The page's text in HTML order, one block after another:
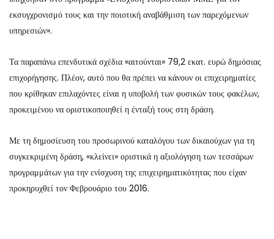
εκσυγχρονισμό τους και την ποιοτική αναβάθμιση των παρεχόμενων
υπηρεσιών».
Τα παραπάνω επενδυτικά σχέδια «αιτούνται» 79,2 εκατ. ευρώ δημόσιας
επιχορήγησης. Πλέον, αυτό που θα πρέπει να κάνουν οι επιχειρηματίες
που κρίθηκαν επιλαχόντες είναι η υποβολή των φυσικών τους φακέλων,
προκειμένου να οριστικοποιηθεί η ένταξή τους στη δράση.
Με τη δημοσίευση του προσωρινού καταλόγου των δικαιούχων για τη
συγκεκριμένη δράση, «κλείνει» οριστικά η αξιολόγηση των τεσσάρων
προγραμμάτων για την ενίσχυση της επιχειρηματικότητας που είχαν
προκηρυχθεί τον Φεβρουάριο του 2016.